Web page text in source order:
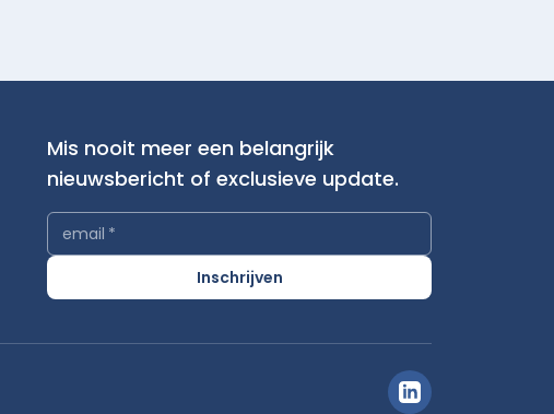
Mis nooit meer een belangrijk
nieuwsbericht of exclusieve update.
email *
Inschrijven